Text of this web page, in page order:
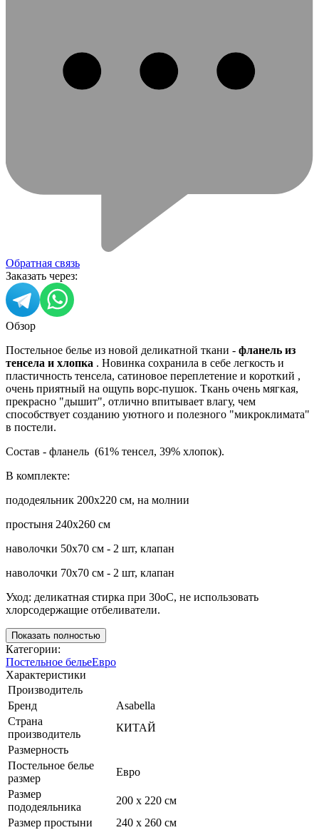
Обратная связь
Заказать через:
Обзор
Постельное белье из новой деликатной ткани - фланель из
тенсела и хлопка . Новинка сохранила в себе легкость и
пластичность тенсела, сатиновое переплетение и короткий ,
очень приятный на ощупь ворс-пушок. Ткань очень мягкая,
прекрасно "дышит", отлично впитывает влагу, чем
способствует созданию уютного и полезного "микроклимата"
в постели.
Состав - фланель (61% тенсел, 39% хлопок).
В комплекте:
пододеяльник 200х220 см, на молнии
простыня 240х260 см
наволочки 50х70 см - 2 шт, клапан
наволочки 70х70 см - 2 шт, клапан
Уход: деликатная стирка при 30оС, не использовать
хлорсодержащие отбеливатели.
Показать полностью
Категории:
Постельное бельеЕвро
Характеристики
Производитель
Бренд
Asabella
Страна
производитель
КИТАЙ
Размерность
Постельное белье
размер
Евро
Размер
пододеяльника
200 х 220 см
Размер простыни
240 х 260 см